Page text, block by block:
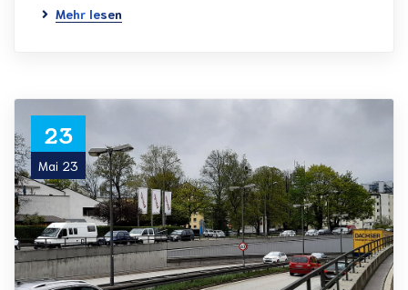
Mehr lesen
23
Mai 23